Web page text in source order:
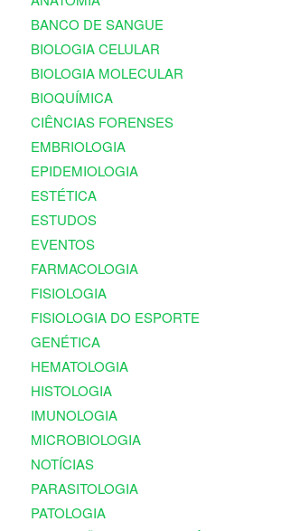
BANCO DE SANGUE
BIOLOGIA CELULAR
BIOLOGIA MOLECULAR
BIOQUÍMICA
CIÊNCIAS FORENSES
EMBRIOLOGIA
EPIDEMIOLOGIA
ESTÉTICA
ESTUDOS
EVENTOS
FARMACOLOGIA
FISIOLOGIA
FISIOLOGIA DO ESPORTE
GENÉTICA
HEMATOLOGIA
HISTOLOGIA
IMUNOLOGIA
MICROBIOLOGIA
NOTÍCIAS
PARASITOLOGIA
PATOLOGIA